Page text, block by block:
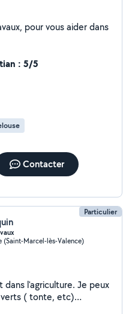
pour vous aider dans
: 5/5
Contacter
Particulier
(Saint-Marcel-lès-Valence)
verts ( tonte, etc)